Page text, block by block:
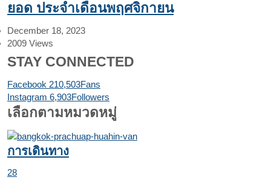
ยอด ประจำเดือนพฤศจิกายน
December 18, 2023
2009 Views
STAY CONNECTED
Facebook 210,503Fans
Instagram 6,903Followers
เลือกตามหมวดหมู่
การเดินทาง
28